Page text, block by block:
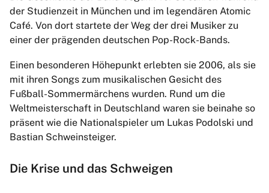
der Studienzeit in München und im legendären Atomic
Café. Von dort startete der Weg der drei Musiker zu
einer der prägenden deutschen Pop-Rock-Bands.
Einen besonderen Höhepunkt erlebten sie 2006, als sie
mit ihren Songs zum musikalischen Gesicht des
Fußball-Sommermärchens wurden. Rund um die
Weltmeisterschaft in Deutschland waren sie beinahe so
präsent wie die Nationalspieler um Lukas Podolski und
Bastian Schweinsteiger.
Die Krise und das Schweigen